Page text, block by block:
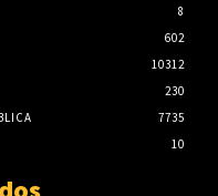
8
602
10312
230
7735
10